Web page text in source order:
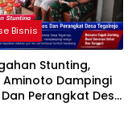
Bisnis
Stunting,
Aminoto Dampingi
Perangkat Desa